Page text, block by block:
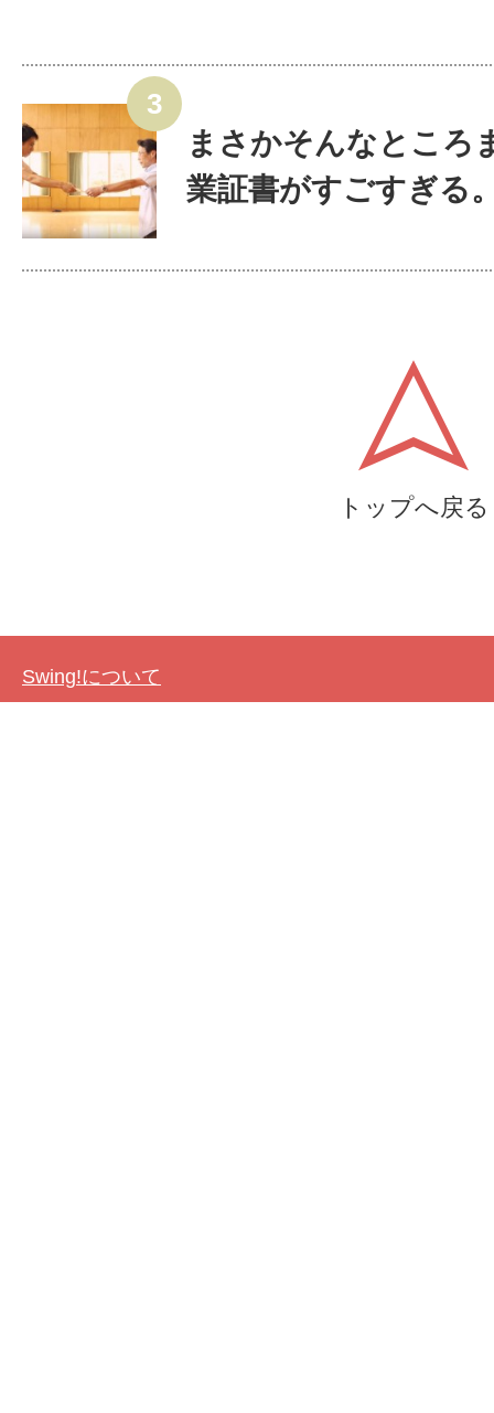
まさかそんなところ
業証書がすごすぎる
トップへ戻る
Swing!について